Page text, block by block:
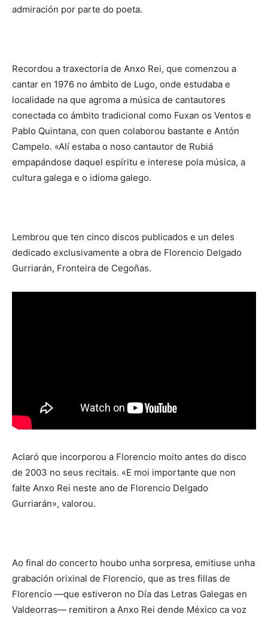
admiración por parte do poeta.
Recordou a traxectoria de Anxo Rei, que comenzou a
cantar en 1976 no ámbito de Lugo, onde estudaba e
localidade na que agroma a música de cantautores
conectada co ámbito tradicional como Fuxan os Ventos e
Pablo Quintana, con quen colaborou bastante e Antón
Campelo. «Alí estaba o noso cantautor de Rubiá
empapándose daquel espíritu e interese pola música, a
cultura galega e o idioma galego.
Lembrou que ten cinco discos publicados e un deles
dedicado exclusivamente a obra de Florencio Delgado
Gurriarán, Fronteira de Cegoñas.
Aclaró que incorporou a Florencio moito antes do disco
de 2003 no seus recitais. «E moi importante que non
falte Anxo Rei neste ano de Florencio Delgado
Gurriarán», valorou.
Ao final do concerto houbo unha sorpresa, emitiuse unha
grabación orixinal de Florencio, que as tres fillas de
Florencio —que estiveron no Día das Letras Galegas en
Valdeorras— remitiron a Anxo Rei dende México ca voz